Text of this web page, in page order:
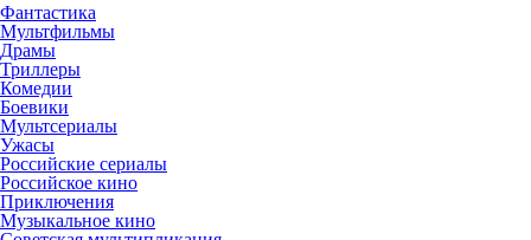
Фантастика
Мультфильмы
Драмы
Триллеры
Комедии
Боевики
Мультсериалы
Ужасы
Российские сериалы
Российское кино
Приключения
Музыкальное кино